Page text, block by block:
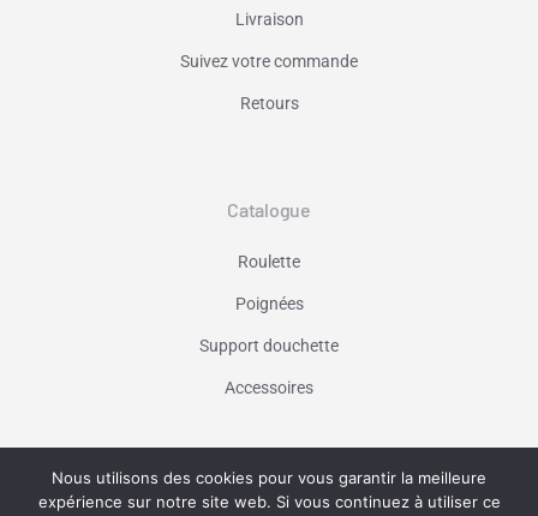
Livraison
Suivez votre commande
Retours
Catalogue
Roulette
Poignées
Support douchette
Accessoires
Vaniseo - votre agence web à Marseille -
Nous utilisons des cookies pour vous garantir la meilleure
expérience sur notre site web. Si vous continuez à utiliser ce